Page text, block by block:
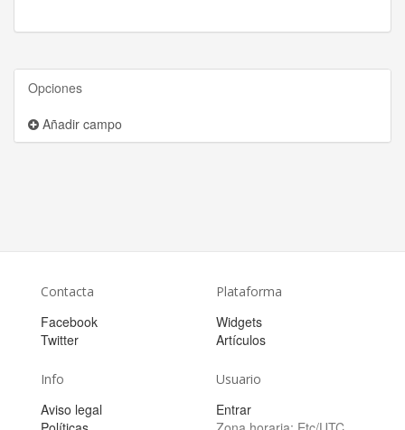
Opciones
Añadir campo
Contacta
Facebook
Twitter
Plataforma
Widgets
Artículos
Info
Aviso legal
Usuario
Entrar